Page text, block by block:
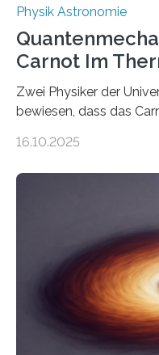
Physik Astronomie
Carnot Im
Zwei Physiker der
bewiesen, dass das
Größenordnung von
Quantenmotoren
Wissenschaftsjournal
die Herleitung. (DOI:
Verbrennungsmotoren
Energie in
ausgedrückt, Wärme in
16.10.2025